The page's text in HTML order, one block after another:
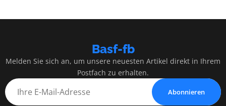
Basf-fb
Melden Sie sich an, um unsere neuesten Artikel direkt in Ihrem
Postfach zu erhalten.
Abonnieren